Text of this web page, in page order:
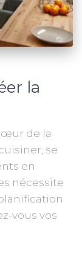
la
de la
se
en
nécessite
vous vos